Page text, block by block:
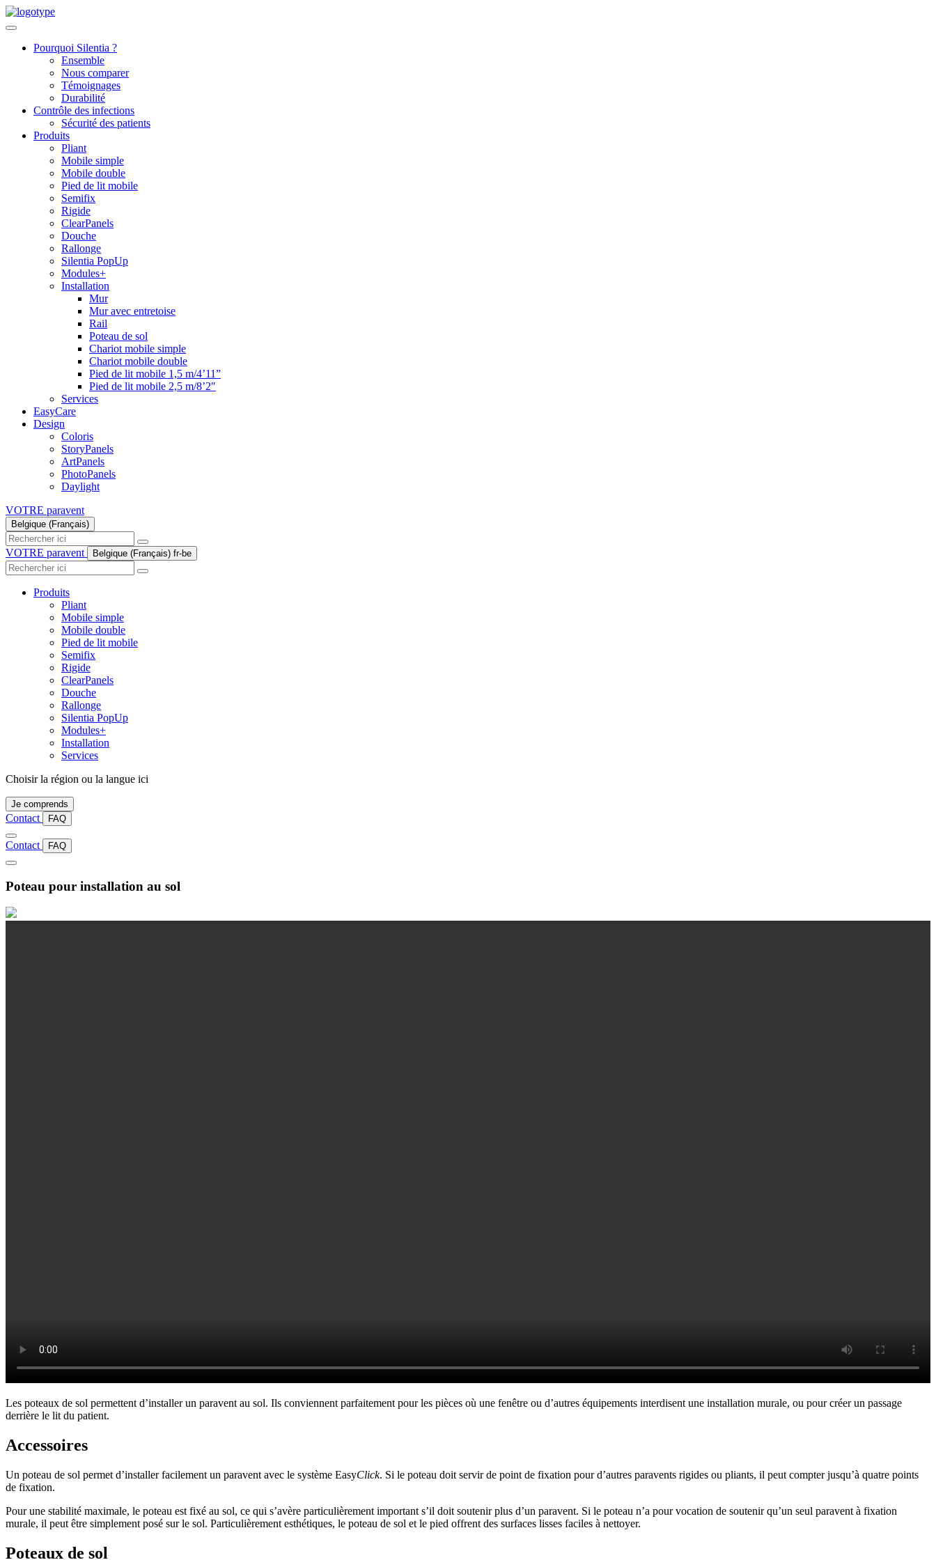
Skip
to
Pourquoi Silentia ?
Ensemble
Nous comparer
Témoignages
Durabilité
Contrôle des infections
Sécurité des patients
Produits
Pliant
Mobile simple
Mobile double
Pied de lit mobile
Semifix
Rigide
ClearPanels
Douche
Rallonge
Silentia PopUp
Modules+
Installation
Mur
Mur avec entretoise
Rail
Poteau de sol
Chariot mobile simple
Chariot mobile double
Pied de lit mobile 1,5 m/4’11”
Pied de lit mobile 2,5 m/8’2″
Services
EasyCare
Design
Coloris
StoryPanels
ArtPanels
PhotoPanels
Daylight
VOTRE paravent
Belgique (Français)
Search
here
VOTRE paravent Belgique (Français) fr-be
Search
here
Produits
Pliant
Mobile simple
Mobile double
Pied de lit mobile
Semifix
Rigide
ClearPanels
Douche
Rallonge
Silentia PopUp
Modules+
Installation
Services
Choisir la région ou la langue ici
Je comprends
Contact FAQ
Contact FAQ
Poteau pour installation au sol
Les poteaux de sol permettent d’installer un paravent au sol. Ils conviennent parfaitement pour les pièces où une fenêtre ou d’autres équipements interdisent une installation murale, ou pour créer un passage
derrière le lit du patient.
Accessoires
Un poteau de sol permet d’installer facilement un paravent avec le système EasyClick. Si le poteau doit servir de point de fixation pour d’autres paravents rigides ou pliants, il peut compter jusqu’à quatre points
de fixation.
Pour une stabilité maximale, le poteau est fixé au sol, ce qui s’avère particulièrement important s’il doit soutenir plus d’un paravent. Si le poteau n’a pour vocation de soutenir qu’un seul paravent à fixation
murale, il peut être simplement posé sur le sol. Particulièrement esthétiques, le poteau de sol et le pied offrent des surfaces lisses faciles à nettoyer.
Poteaux de sol